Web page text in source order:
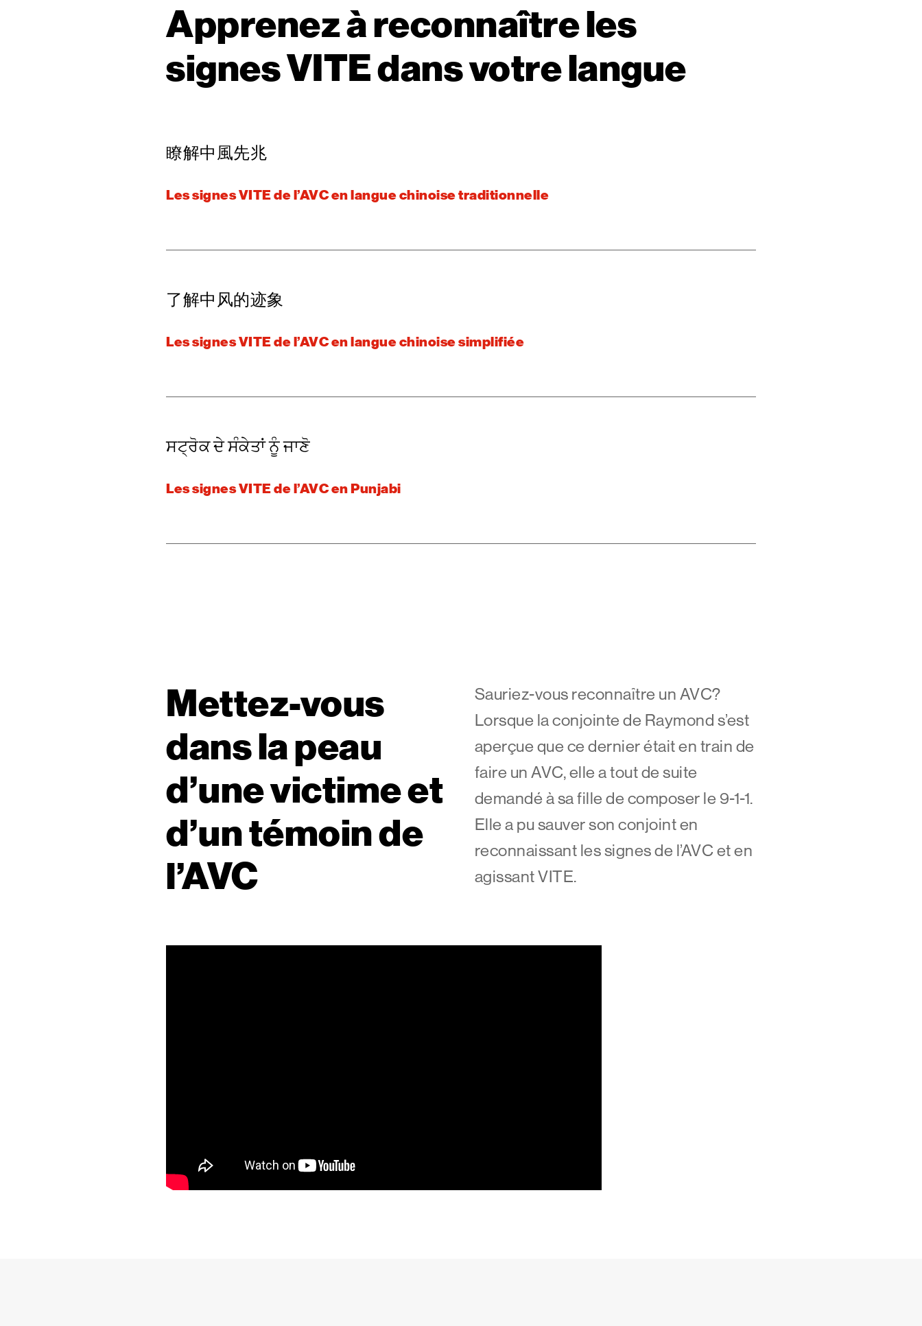
Apprenez à reconnaître les
signes VITE dans votre langue
瞭解中風先兆
Les signes VITE de l’AVC en langue chinoise traditionnelle
了解中风的迹象
Les signes VITE de l’AVC en langue chinoise simplifiée
ਸਟ੍ਰੋਕ ਦੇ ਸੰਕੇਤਾਂ ਨੂੰ ਜਾਣੋ
Les signes VITE de l’AVC en Punjabi
Mettez-vous
dans la peau
d’une victime et
d’un témoin de
l’AVC
Sauriez-vous reconnaître un AVC?
Lorsque la conjointe de Raymond s’est
aperçue que ce dernier était en train de
faire un AVC, elle a tout de suite
demandé à sa fillede composer le 9-1-1.
Elle a pu sauver son conjoint en
reconnaissant les signes de l’AVC et en
agissant VITE.